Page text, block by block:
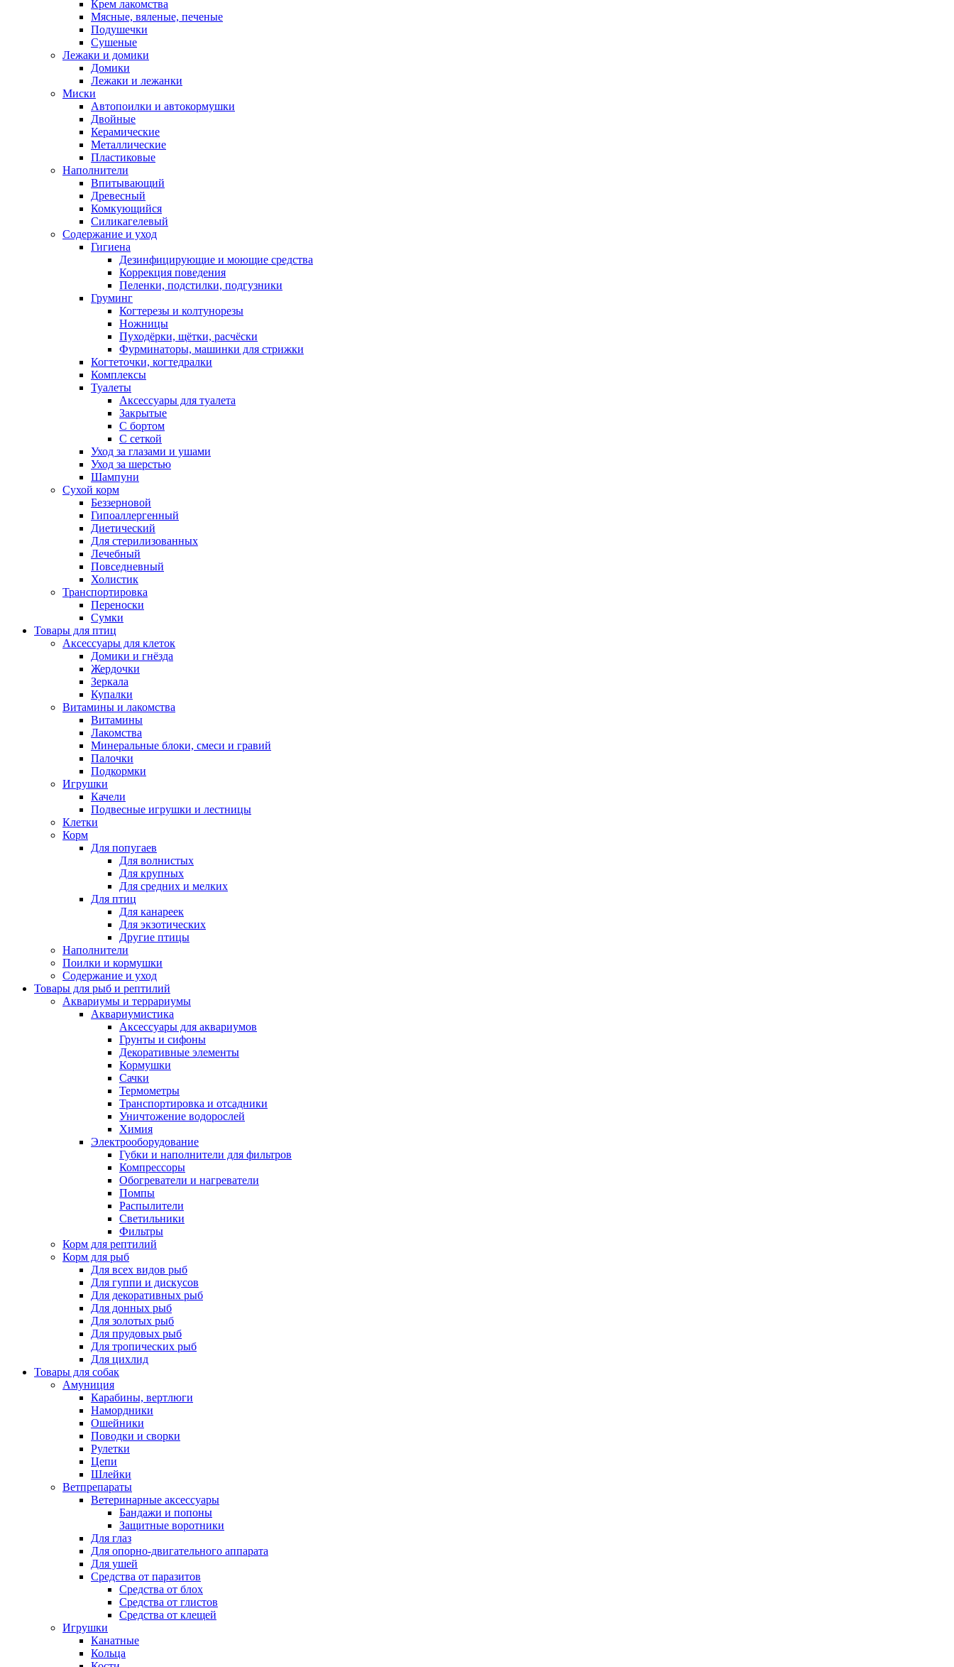
Крем лакомства
Мясные, вяленые, печеные
Подушечки
Сушеные
Лежаки и домики
Домики
Лежаки и лежанки
Миски
Автопоилки и автокормушки
Двойные
Керамические
Металлические
Пластиковые
Наполнители
Впитывающий
Древесный
Комкующийся
Силикагелевый
Содержание и уход
Гигиена
Дезинфицирующие и моющие средства
Коррекция поведения
Пеленки, подстилки, подгузники
Груминг
Когтерезы и колтунорезы
Ножницы
Пуходёрки, щётки, расчёски
Фурминаторы, машинки для стрижки
Когтеточки, когтедралки
Комплексы
Туалеты
Аксессуары для туалета
Закрытые
С бортом
С сеткой
Уход за глазами и ушами
Уход за шерстью
Шампуни
Сухой корм
Беззерновой
Гипоаллергенный
Диетический
Для стерилизованных
Лечебный
Повседневный
Холистик
Транспортировка
Переноски
Сумки
Товары для птиц
Аксессуары для клеток
Домики и гнёзда
Жердочки
Зеркала
Купалки
Витамины и лакомства
Витамины
Лакомства
Минеральные блоки, смеси и гравий
Палочки
Подкормки
Игрушки
Качели
Подвесные игрушки и лестницы
Клетки
Корм
Для попугаев
Для волнистых
Для крупных
Для средних и мелких
Для птиц
Для канареек
Для экзотических
Другие птицы
Наполнители
Поилки и кормушки
Содержание и уход
Товары для рыб и рептилий
Аквариумы и террариумы
Аквариумистика
Аксессуары для аквариумов
Грунты и сифоны
Декоративные элементы
Кормушки
Сачки
Термометры
Транспортировка и отсадники
Уничтожение водорослей
Химия
Электрооборудование
Губки и наполнители для фильтров
Компрессоры
Обогреватели и нагреватели
Помпы
Распылители
Светильники
Фильтры
Корм для рептилий
Корм для рыб
Для всех видов рыб
Для гуппи и дискусов
Для декоративных рыб
Для донных рыб
Для золотых рыб
Для прудовых рыб
Для тропических рыб
Для цихлид
Товары для собак
Амуниция
Карабины, вертлюги
Намордники
Ошейники
Поводки и сворки
Рулетки
Цепи
Шлейки
Ветпрепараты
Ветеринарные аксессуары
Бандажи и попоны
Защитные воротники
Для глаз
Для опорно-двигательного аппарата
Для ушей
Средства от паразитов
Средства от блох
Средства от глистов
Средства от клещей
Игрушки
Канатные
Кольца